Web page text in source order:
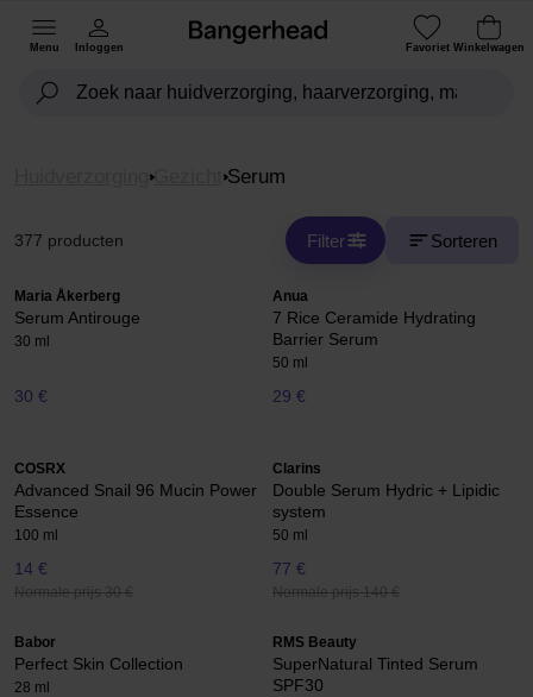
Menu Inloggen Favoriet Winkelwagen
Gezicht Serum
377 producten Filter Sorteren
Maria Åkerberg
Serum Antirouge
30 ml
30 €
Anua
7 Rice Ceramide Hydrating
Barrier Serum
50 ml
29 €
COSRX
Advanced Snail 96 Mucin Power
Essence
100 ml
14 €
Normale prijs 30 €
Clarins
Double Serum Hydric + Lipidic
system
50 ml
77 €
Normale prijs 140 €
Babor
Perfect Skin Collection
28 ml
RMS Beauty
SuperNatural Tinted Serum
SPF30